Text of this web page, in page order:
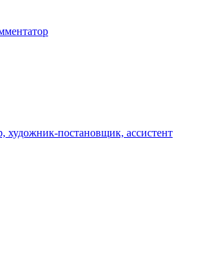
художник-постановщик, ассистент